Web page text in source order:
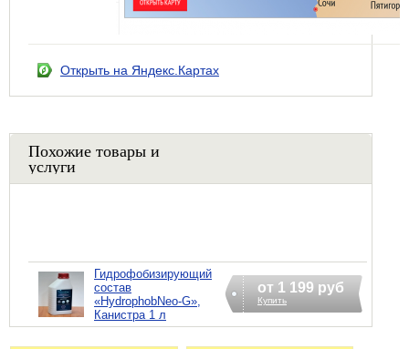
Открыть на Яндекс.Картах
Похожие товары и
услуги
Гидрофобизирующий
состав
«HydrophobNeo-G»,
Канистра 1 л
от 1 199 руб
Купить